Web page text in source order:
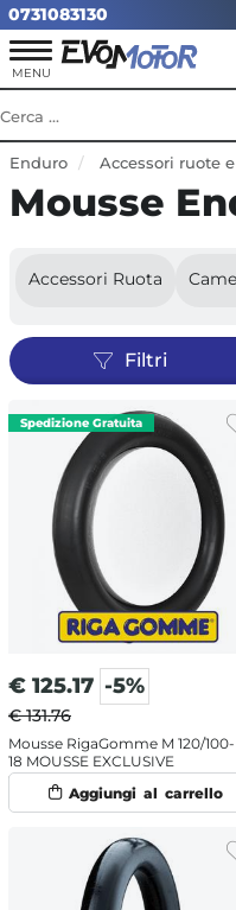
0731083130
Enduro Accessori ruote
Mousse
Accessori Ruota
Filtri
€ 125.17 -5%
€ 131.76
Mousse RigaGomme M 120/100-
18 MOUSSE EXCLUSIVE